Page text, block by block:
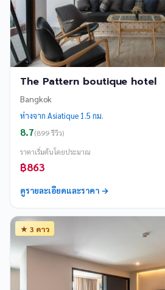
The Pattern boutique hotel
Bangkok
ห่างจาก Asiatique 1.5 กม.
8.7(899 รีวิว)
ราคาเริ่มต้นโดยประมาณ
฿863
ดูรายละเอียดและราคา →
★ 3 ดาว